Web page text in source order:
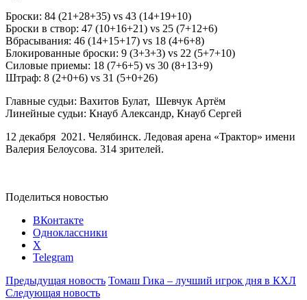
Броски: 84 (21+28+35) vs 43 (14+19+10)
Броски в створ: 47 (10+16+21) vs 25 (7+12+6)
Вбрасывания: 46 (14+15+17) vs 18 (4+6+8)
Блокированные броски: 9 (3+3+3) vs 22 (5+7+10)
Силовые приемы: 18 (7+6+5) vs 30 (8+13+9)
Штраф: 8 (2+0+6) vs 31 (5+0+26)
Главные судьи: Вахитов Булат, Шевчук Артём
Линейные судьи: Кнауб Александр, Кнауб Сергей
12 декабря 2021. Челябинск. Ледовая арена «Трактор» имени
Валерия Белоусова. 314 зрителей.
Поделиться новостью
ВКонтакте
Одноклассники
X
Telegram
Предыдущая новость Томаш Гика – лучший игрок дня в КХЛ
Следующая новость